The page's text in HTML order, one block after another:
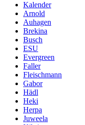
Kalender
Arnold
Auhagen
Brekina
Busch
ESU
Evergreen
Faller
Fleischmann
Gabor
Hädl
Heki
Herpa
Juweela